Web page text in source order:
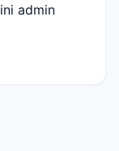
admin